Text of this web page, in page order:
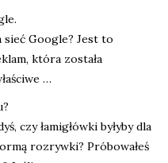
Google? Jest to
która została
…
czy łamigłówki byłyby dla
rozrywki? Próbowałeś